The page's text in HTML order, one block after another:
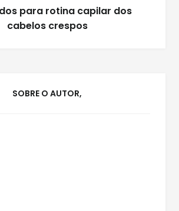
para rotina capilar dos
cabelos crespos
SOBRE O AUTOR,